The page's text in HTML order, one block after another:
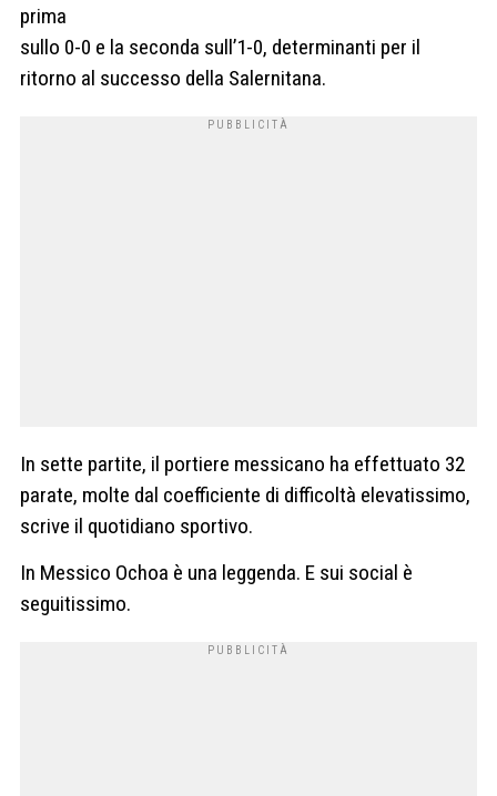
prima
sullo 0-0 e la seconda sull’1-0, determinanti per il
ritorno al successo della Salernitana.
In sette partite, il portiere messicano ha effettuato 32
parate, molte dal coefficiente di difficoltà elevatissimo,
scrive il quotidiano sportivo.
In Messico Ochoa è una leggenda. E sui social è
seguitissimo.